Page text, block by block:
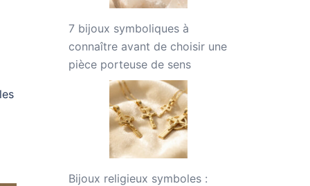
7 bijoux symboliques à
connaître avant de choisir une
pièce porteuse de sens
Bijoux religieux symboles :